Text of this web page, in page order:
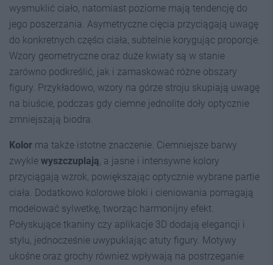
wysmuklić ciało, natomiast poziome mają tendencję do
jego poszerzania. Asymetryczne cięcia przyciągają uwagę
do konkretnych części ciała, subtelnie korygując proporcje.
Wzory geometryczne oraz duże kwiaty są w stanie
zarówno podkreślić, jak i zamaskować różne obszary
figury. Przykładowo, wzory na górze stroju skupiają uwagę
na biuście, podczas gdy ciemne jednolite doły optycznie
zmniejszają biodra.
Kolor ma także istotne znaczenie. Ciemniejsze barwy
zwykle wyszczuplają , a jasne i intensywne kolory
przyciągają wzrok, powiększając optycznie wybrane partie
ciała. Dodatkowo kolorowe bloki i cieniowania pomagają
modelować sylwetkę, tworząc harmonijny efekt.
Połyskujące tkaniny czy aplikacje 3D dodają elegancji i
stylu, jednocześnie uwypuklając atuty figury. Motywy
ukośne oraz grochy również wpływają na postrzeganie